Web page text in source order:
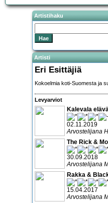
Artistihaku
Artisti
Eri Esittäjiä
Kokoelmia koti-Suomesta ja
Levyarviot
Kalevala
02.11.2019
Arvostelijana
The Rick &
30.09.2018
Arvostelijana
Rakka &
15.04.2017
Arvostelijana